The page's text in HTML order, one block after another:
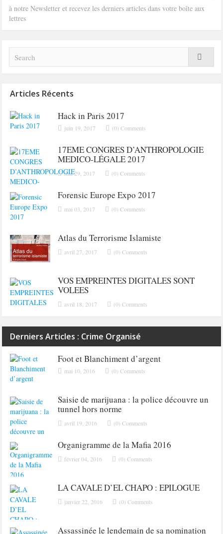
à notre Newsletter et recevez les derniers articles dans votre boîte aux
lettres
Articles Récents
Hack in Paris 2017
juin 19, 2017 (0) Comments
17EME CONGRES D’ANTHROPOLOGIE
MEDICO-LÉGALE 2017
mai 29, 2017 (0) Comments
Forensic Europe Expo 2017
mai 03, 2017 (0) Comments
Atlas du Terrorisme Islamiste
avril 27, 2017 (0) Comments
VOS EMPREINTES DIGITALES SONT
VOLEES
avril 18, 2017 (0) Comments
Derniers Articles : Crime Organisé
Foot et Blanchiment d’argent
mai 10, 2016 (0) Comments
Saisie de marijuana : la police découvre un
tunnel hors norme
avril 19, 2016 (0) Comments
Organigramme de la Mafia 2016
février 04, 2016 (0) Comments
LA CAVALE D’EL CHAPO : EPILOGUE
janvier 22, 2016 (0) Comments
Assassinée le lendemain de sa nomination